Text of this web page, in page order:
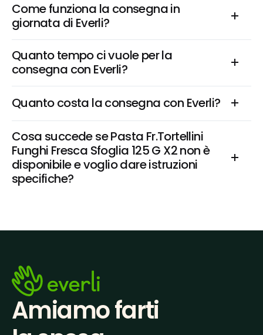
Come funziona la consegna in
giornata di Everli?
Quanto tempo ci vuole per la
consegna con Everli?
Quanto costa la consegna con Everli?
Cosa succede se Pasta Fr.Tortellini
Funghi Fresca Sfoglia 125 G X2 non è
disponibile e voglio dare istruzioni
specifiche?
Amiamo farti